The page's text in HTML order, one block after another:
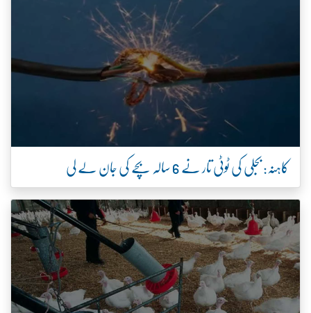
کاہنہ: بجلی کی ٹوٹی تار نے 6 سالہ بچے کی جان لے لی